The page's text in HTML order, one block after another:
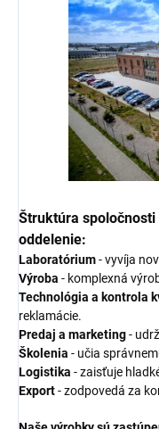
Štruktúra
oddelenie:
Laboratórium- vyvíja
Výroba - komplexná
Technológia a kontrola
reklamácie.
Predaj a marketing-
Školenia - učia
Logistika - zaisťuje
Export- zodpovedá za